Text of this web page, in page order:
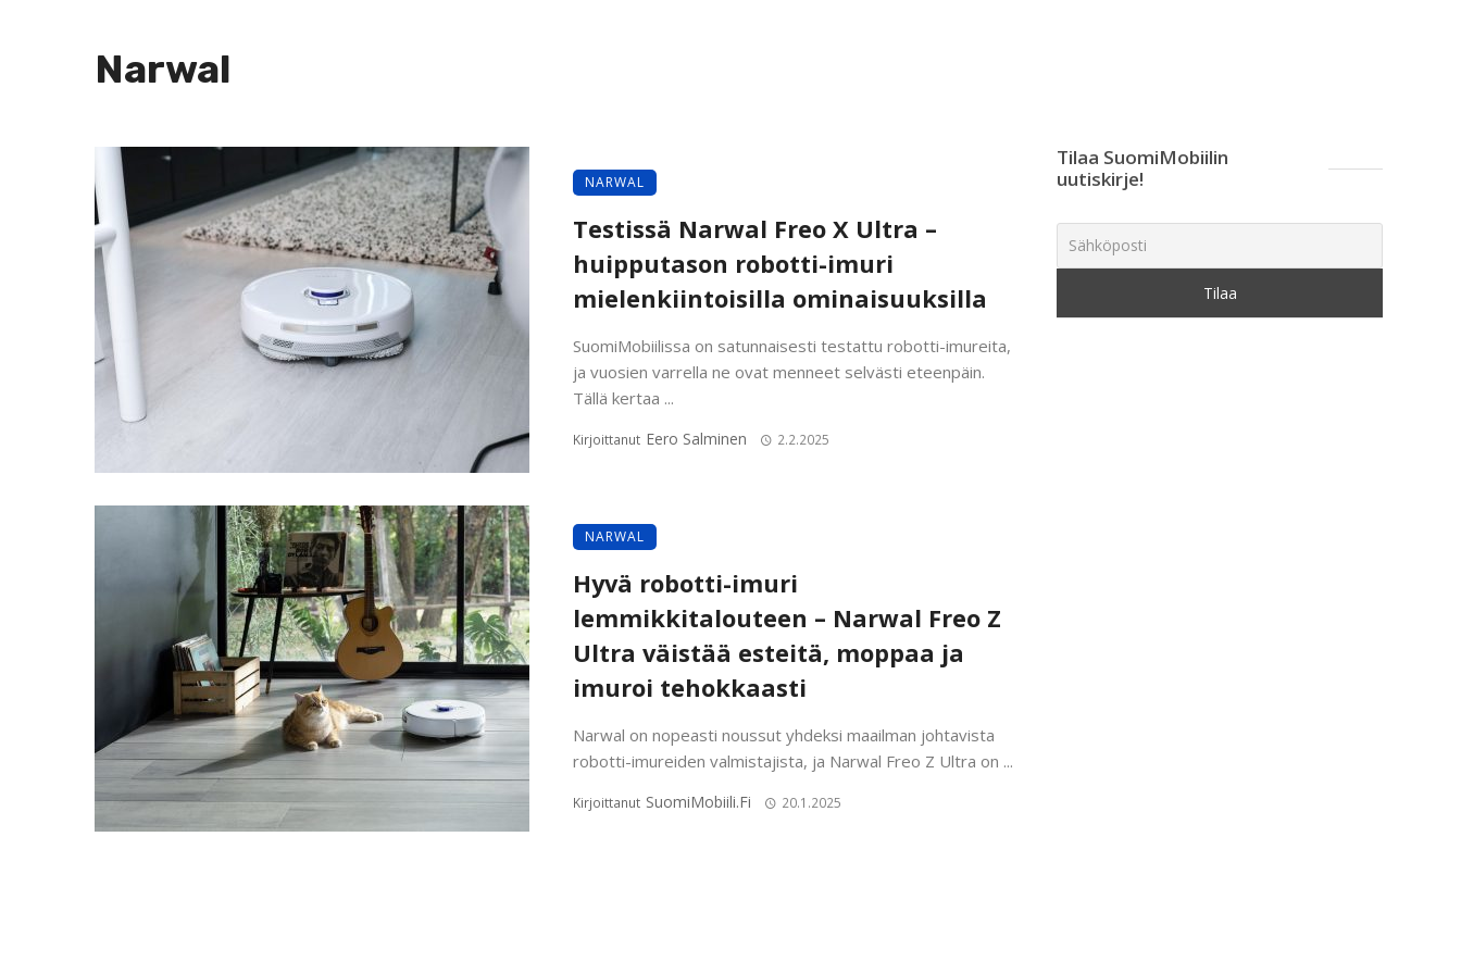
Narwal
NARWAL
Testissä Narwal Freo X Ultra –
huipputason robotti-imuri
mielenkiintoisilla ominaisuuksilla
SuomiMobiilissa on satunnaisesti testattu robotti-imureita,
ja vuosien varrella ne ovat menneet selvästi eteenpäin.
Tällä kertaa ...
Kirjoittanut Eero Salminen 2.2.2025
NARWAL
Hyvä robotti-imuri
lemmikkitalouteen – Narwal Freo Z
Ultra väistää esteitä, moppaa ja
imuroi tehokkaasti
Narwal on nopeasti noussut yhdeksi maailman johtavista
robotti-imureiden valmistajista, ja Narwal Freo Z Ultra on ...
Kirjoittanut SuomiMobiili.fi 20.1.2025
Tilaa SuomiMobiilin
uutiskirje!